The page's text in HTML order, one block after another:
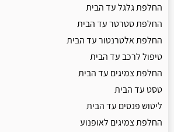
החלפת גלגל עד הבית
החלפת סטרטר עד הבית
החלפת אלטרנטור עד הבית
טיפול לרכב עד הבית
החלפת צמיגים עד הבית
טסט עד הבית
ליטוש פנסים עד הבית
החלפת צמיגים לאופנוע